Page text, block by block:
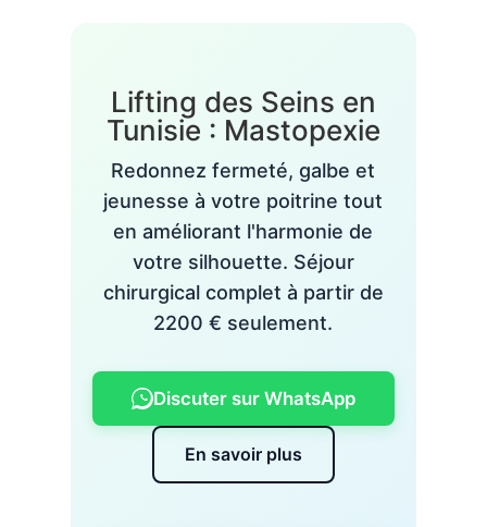
Lifting des Seins en
Tunisie : Mastopexie
Redonnez fermeté, galbe et
jeunesse à votre poitrine tout
en améliorant l'harmonie de
votre silhouette. Séjour
chirurgical complet à partir de
2200 € seulement.
Discuter sur WhatsApp
En savoir plus